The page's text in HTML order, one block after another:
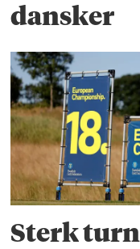
dansker
Sterk